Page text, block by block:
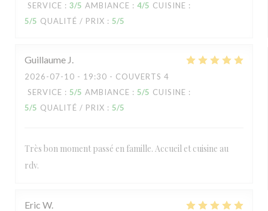
SERVICE : 3/5 AMBIANCE : 4/5 CUISINE :
5/5 QUALITÉ / PRIX : 5/5
Guillaume J
2026-07-10 - 19:30 - COUVERTS 4
SERVICE : 5/5 AMBIANCE : 5/5 CUISINE :
5/5 QUALITÉ / PRIX : 5/5
Très bon moment passé en famille. Accueil et cuisine au
rdv.
Eric W